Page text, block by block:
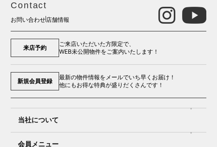
Contact
お問い合わせ店舗情報
来店予約
ご来店いただいた方限定で、
WEB未公開物件をご案内いたします！
新規会員登録
最新の物件情報をメールでいち早くお届け！
他にもお得な特典が盛りだくさんです！
当社について
会員メニュー